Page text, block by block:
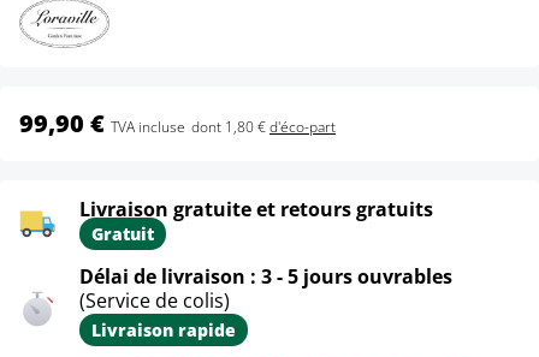
99,90 € TVA incluse dont 1,80 €d'éco-part
Livraison gratuite et retours gratuits
Gratuit
Délai de livraison : 3 - 5 jours ouvrables
(Service de colis)
Livraison rapide